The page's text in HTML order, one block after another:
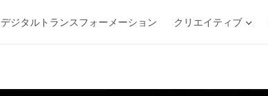
デジタルトランスフォーメーション クリエイティブ